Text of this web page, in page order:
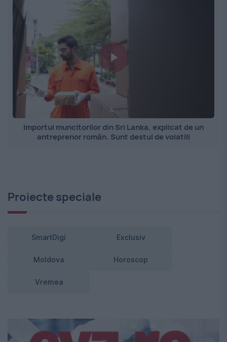
Importul muncitorilor din Sri Lanka, explicat de un
antreprenor român. Sunt destul de volatili
Proiecte speciale
SmartDigi Exclusiv
Moldova Horoscop
Vremea